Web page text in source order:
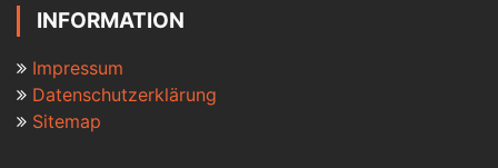
INFORMATION
Impressum
Datenschutzerklärung
Sitemap